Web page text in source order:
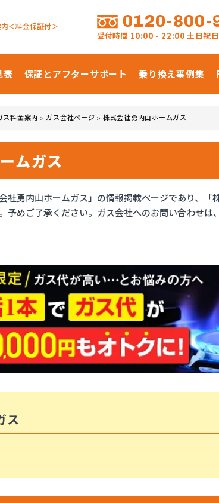
＜料金保証付＞ 0120-800-
受付時間 10:00 - 22:00 土日祝
表 保証とアフターサポート 乗り換え事例集
ス料金案内 >ガス会社ページ > 株式会社勇内山ホームガス
ムガス
社勇内山ホームガス」の情報掲載ページであり、「
予めご了承ください。ガス会社へのお問い合わせ
ス